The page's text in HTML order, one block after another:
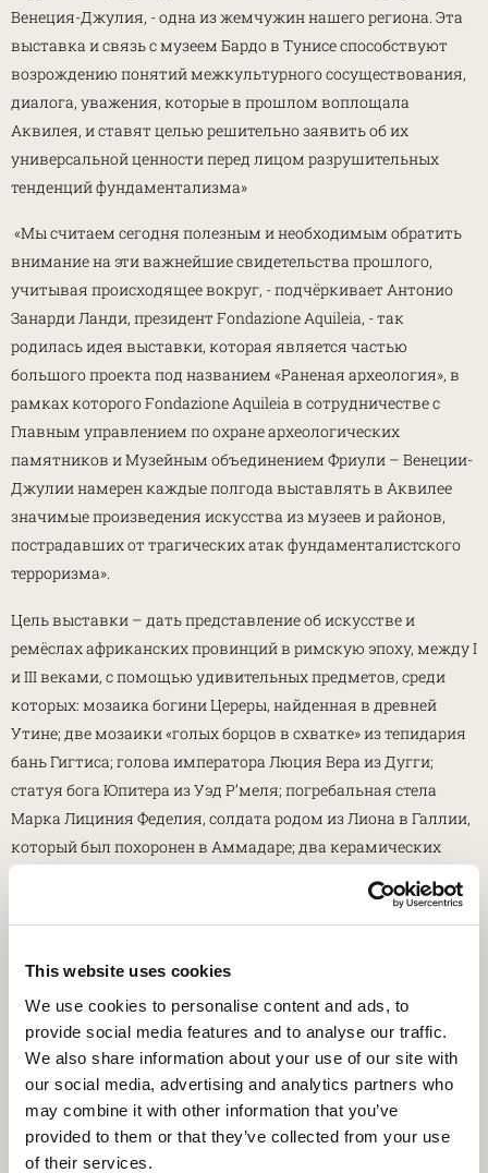
This website uses cookies
We use cookies to personalise content and ads, to
provide social media features and to analyse our traffic.
We also share information about your use of our site with
our social media, advertising and analytics partners who
may combine it with other information that you’ve
provided to them or that they’ve collected from your use
of their services.
Венеция-Джулия, - одна из жемчужин нашего региона. Эта
выставка и связь с музеем Бардо в Тунисе способствуют
возрождению понятий межкультурного сосуществования,
диалога, уважения, которые в прошлом воплощала
Аквилея, и ставят целью решительно заявить об их
универсальной ценности перед лицом разрушительных
тенденций фундаментализма»
«Мы считаем сегодня полезным и необходимым обратить
внимание на эти важнейшие свидетельства прошлого,
учитывая происходящее вокруг, - подчёркивает Антонио
Занарди Ланди, президент Fondazione Aquileia, - так
родилась идея выставки, которая является частью
большого проекта под названием «Раненая археология», в
рамках которого Fondazione Aquileia в сотрудничестве с
Главным управлением по охране археологических
памятников и Музейным объединением Фриули – Венеции-
Джулии намерен каждые полгода выставлять в Аквилее
значимые произведения искусства из музеев и районов,
пострадавших от трагических атак фундаменталистского
терроризма».
Цель выставки – дать представление об искусстве и
ремёслах африканских провинций в римскую эпоху, между I
и III веками, с помощью удивительных предметов, среди
которых: мозаика богини Цереры, найденная в древней
Утине; две мозаики «голых борцов в схватке» из тепидария
бань Гигтиса; голова императора Люция Вера из Дугги;
статуя бога Юпитера из Уэд Р’меля; погребальная стела
Марка Лициния Феделия, солдата родом из Лиона в Галлии,
который был похоронен в Аммадаре; два керамических
украшенный рельефом, и цилиндрический сосуд с
изображениями богов и сатиров.
Аквилея (хрупкое свидетельство счастливого
сосуществования римлян, иудеев, греков, александрийцев),
внесённая в 1998 году в список Всемирного наследия
ЮНЕСКО, благодаря своей истории представляет собой
идеальное место для утверждения универсальных
ценностей сосуществования и диалога, а также для
обсуждения важности защиты культурного наследия –